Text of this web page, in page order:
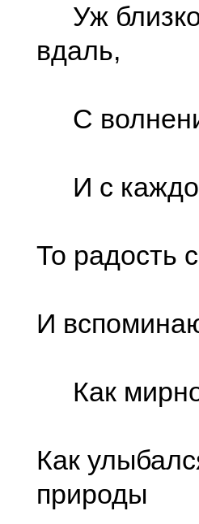
Уж
вдаль,
С
И с
То радость
И
Как мирно
Как
природы